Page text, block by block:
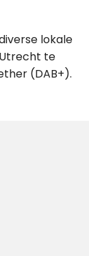
lokale
te
(DAB+).